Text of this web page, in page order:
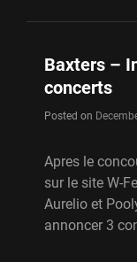
Baxters –
concerts
Posted on
Apres le
sur le site W-
Aurelio et
annoncer 3